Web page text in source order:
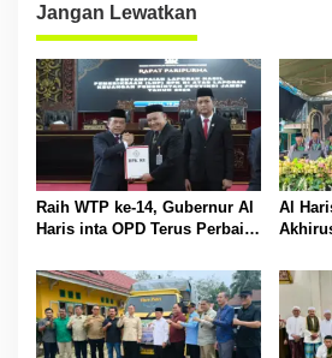
Jangan Lewatkan
Raih WTP ke-14, Gubernur Al
Haris inta OPD Terus Perbaiki
Al